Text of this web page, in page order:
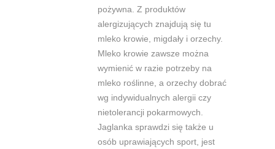
pożywna. Z produktów
alergizujących znajdują się tu
mleko krowie, migdały i orzechy.
Mleko krowie zawsze można
wymienić w razie potrzeby na
mleko roślinne, a orzechy dobrać
wg indywidualnych alergii czy
nietolerancji pokarmowych.
Jaglanka sprawdzi się także u
osób uprawiających sport, jest